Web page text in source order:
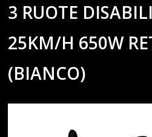
3 RUOTE
25KM/H 650W
(BIANCO)